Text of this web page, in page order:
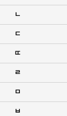
ㄴ
ㄷ
ㄸ
ㄹ
ㅁ
ㅂ